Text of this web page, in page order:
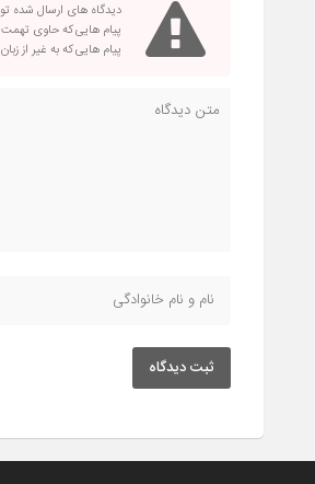
دیدگاه های ارسال شده
پیام هایی که حاوی تهمت
پیام هایی که به غیر از
ثبت دیدگاه